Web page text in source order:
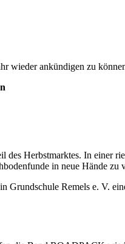
wieder ankündigen zu
Herbstmarktes. In einer
in neue Hände
Grundschule Remels e. V.